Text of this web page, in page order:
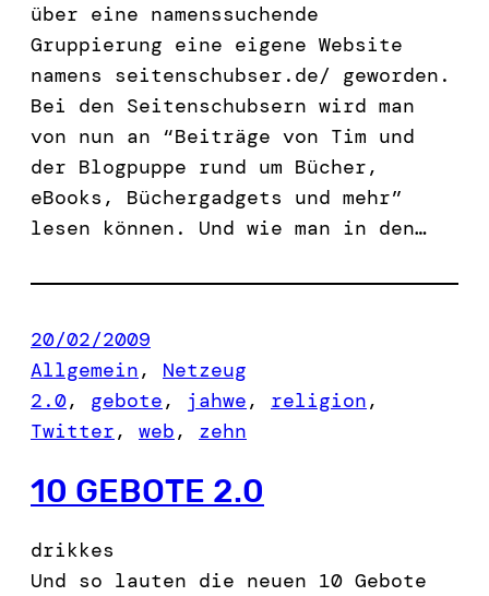
über eine namenssuchende
Gruppierung eine eigene Website
namens seitenschubser.de/ geworden.
Bei den Seitenschubsern wird man
von nun an “Beiträge von Tim und
der Blogpuppe rund um Bücher,
eBooks, Büchergadgets und mehr”
lesen können. Und wie man in den…
20/02/2009
Allgemein, Netzeug
2.0, gebote, jahwe, religion
Twitter, web, zehn
10 GEBOTE 2.0
drikkes
Und so lauten die neuen 10 Gebote